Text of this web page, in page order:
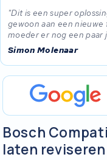
Dit is een super
gewoon aan een nieuwe
moeder er nog een paar
Simon Molenaar
Bosch
laten reviseren